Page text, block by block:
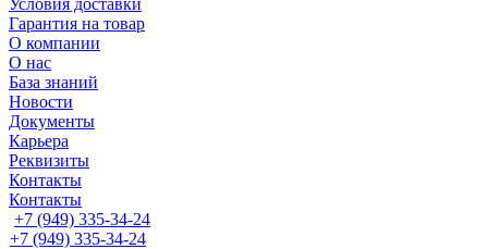
Условия доставки
Гарантия на товар
О компании
О нас
База знаний
Новости
Документы
Карьера
Реквизиты
Контакты
Контакты
+7 (949) 335-34-24
+7 (949) 335-34-24